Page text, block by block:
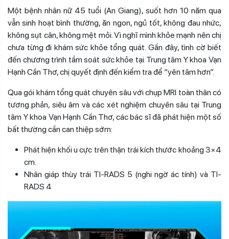
Một bệnh nhân nữ 45 tuổi (An Giang), suốt hơn 10 năm qua
vẫn sinh hoạt bình thường, ăn ngon, ngủ tốt, không đau nhức,
không sụt cân, không mệt mỏi. Vì nghĩ mình khỏe mạnh nên chị
chưa từng đi khám sức khỏe tổng quát. Gần đây, tình cờ biết
đến chương trình tầm soát sức khỏe tại Trung tâm Y khoa Vạn
Hạnh Cần Thơ, chị quyết định đến kiểm tra để “yên tâm hơn”.
Qua gói khám tổng quát chuyên sâu với chụp MRI toàn thân có
tương phản, siêu âm và các xét nghiệm chuyên sâu tại Trung
tâm Y khoa Vạn Hạnh Cần Thơ, các bác sĩ đã phát hiện một số
bất thường cần can thiệp sớm:
Phát hiện khối u cực trên thận trái kích thước khoảng 3×4
cm.
Nhân giáp thùy trái TI-RADS 5 (nghi ngờ ác tính) và TI-
RADS 4